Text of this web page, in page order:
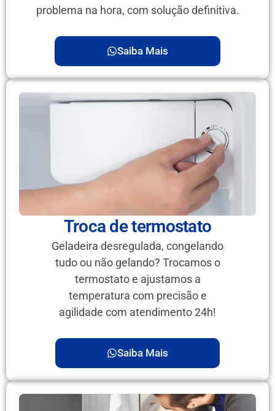
problema na hora, com solução definitiva.
Saiba Mais
Troca de termostato
Geladeira desregulada, congelando
tudo ou não gelando? Trocamos o
termostato e ajustamos a
temperatura com precisão e
agilidade com atendimento 24h!
Saiba Mais